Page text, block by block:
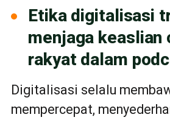
Etika digitalisasi
menjaga keaslian
rakyat dalam
Digitalisasi selalu
mempercepat,